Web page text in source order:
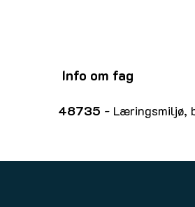
Info om fag
48735 - Læringsmiljø,